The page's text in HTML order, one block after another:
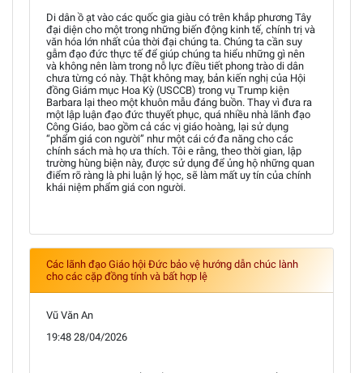
Di dân ồ ạt vào các quốc gia giàu có trên khắp phương Tây
đại diện cho một trong những biến động kinh tế, chính trị và
văn hóa lớn nhất của thời đại chúng ta. Chúng ta cần suy
gẫm đạo đức thực tế để giúp chúng ta hiểu những gì nên
và không nên làm trong nỗ lực điều tiết phong trào di dân
chưa từng có này. Thật không may, bản kiến nghị của Hội
đồng Giám mục Hoa Kỳ (USCCB) trong vụ Trump kiện
Barbara lại theo một khuôn mẫu đáng buồn. Thay vì đưa ra
một lập luận đạo đức thuyết phục, quá nhiều nhà lãnh đạo
Công Giáo, bao gồm cả các vị giáo hoàng, lại sử dụng
“phẩm giá con người” như một cái cớ đa năng cho các
chính sách mà họ ưa thích. Tôi e rằng, theo thời gian, lập
trường hùng biện này, được sử dụng để ủng hộ những quan
điểm rõ ràng là phi luận lý học, sẽ làm mất uy tín của chính
khái niệm phẩm giá con người.
Các lãnh đạo Giáo hội Đức bảo vệ hướng dẫn chúc lành
cho các cặp đồng tính và bất hợp lệ
Vũ Văn An
19:48 28/04/2026